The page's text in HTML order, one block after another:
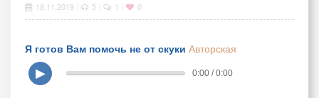
18.11.2019 5 1 0
Я готов Вам помочь не от скуки Авторская
▶
0:00 / 0:00